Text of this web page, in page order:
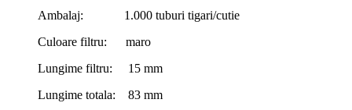
Ambalaj: 1.000 tuburi tigari/cutie
Culoare filtru: maro
Lungime filtru: 15 mm
Lungime totala: 83 mm